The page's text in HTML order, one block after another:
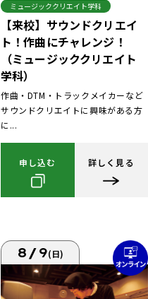
ミュージッククリエイト学科
【来校】サウンドクリエイ
ト！作曲にチャレンジ！
（ミュージッククリエイト
学科）
作曲・DTM・トラックメイカーなど
サウンドクリエイトに興味がある方
に...
申し込む 詳しく見る
8/9(日)